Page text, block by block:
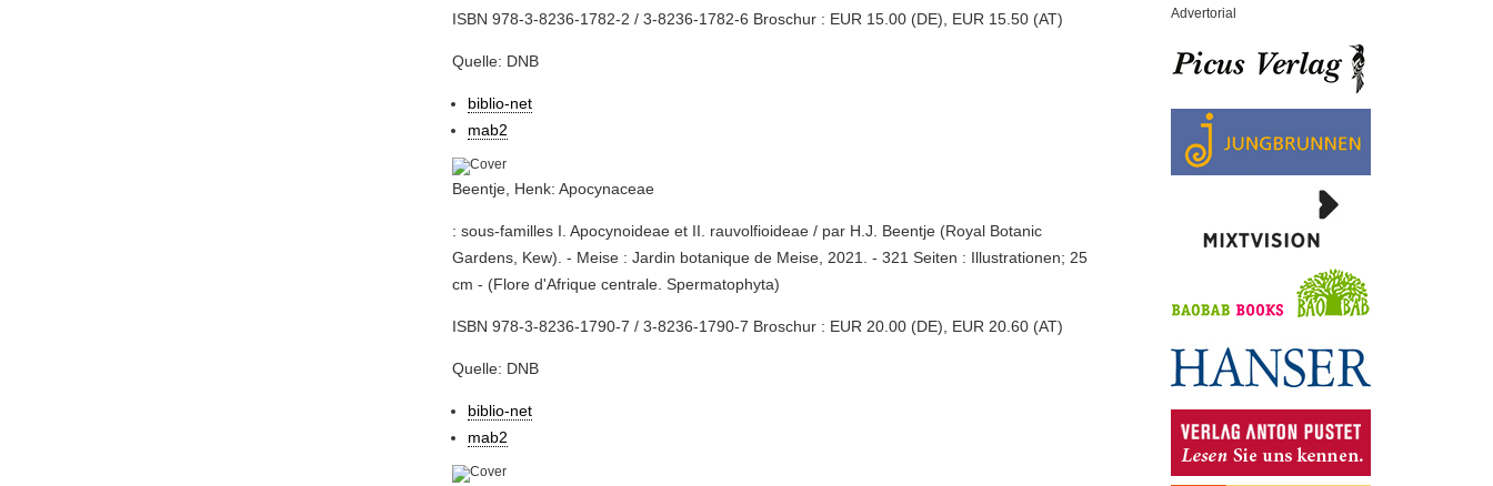
ISBN 978-3-8236-1782-2 / 3-8236-1782-6 Broschur : EUR 15.00 (DE), EUR 15.50 (AT)
Quelle: DNB
biblio-net
mab2
Beentje, Henk: Apocynaceae
: sous-familles I. Apocynoideae et II. rauvolfioideae / par H.J. Beentje (Royal Botanic
Gardens, Kew). - Meise : Jardin botanique de Meise, 2021. - 321 Seiten : Illustrationen; 25
cm - (Flore d'Afrique centrale. Spermatophyta)
ISBN 978-3-8236-1790-7 / 3-8236-1790-7 Broschur : EUR 20.00 (DE), EUR 20.60 (AT)
Quelle: DNB
biblio-net
mab2
Advertorial